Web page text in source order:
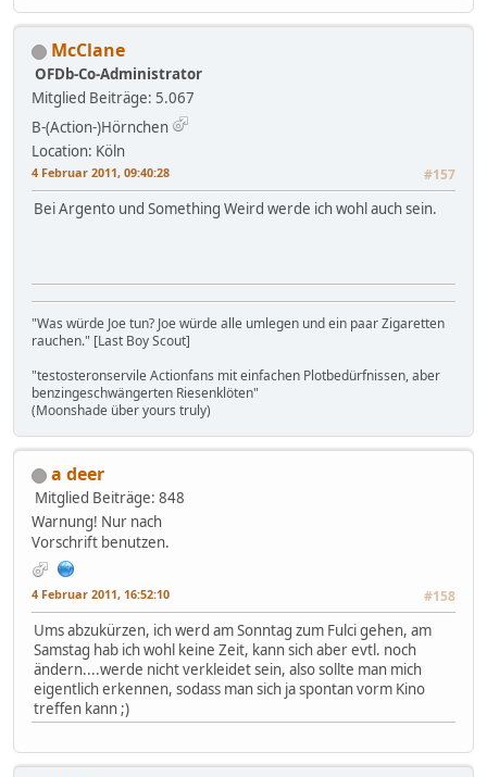
McClane
OFDb-Co-Administrator
Mitglied Beiträge: 5.067
B-(Action-)Hörnchen
Location: Köln
4 Februar 2011, 09:40:28 #157
Bei Argento und Something Weird werde ich wohl auch sein.
"Was würde Joe tun? Joe würde alle umlegen und ein paar Zigaretten
rauchen." [Last Boy Scout]
"testosteronservile Actionfans mit einfachen Plotbedürfnissen, aber
benzingeschwängerten Riesenklöten"
(Moonshade über yours truly)
a deer
Mitglied Beiträge: 848
Warnung! Nur nach
Vorschrift benutzen.
4 Februar 2011, 16:52:10 #158
Ums abzukürzen, ich werd am Sonntag zum Fulci gehen, am
Samstag hab ich wohl keine Zeit, kann sich aber evtl. noch
ändern....werde nicht verkleidet sein, also sollte man mich
eigentlich erkennen, sodass man sich ja spontan vorm Kino
treffen kann ;)